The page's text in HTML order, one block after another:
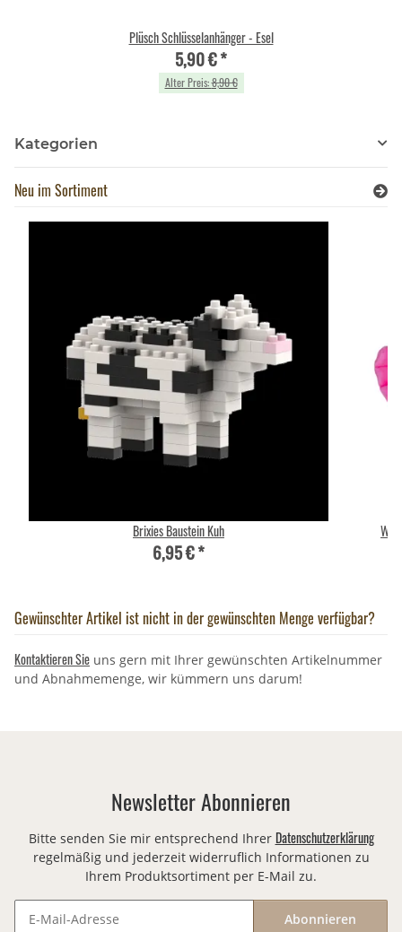
Plüsch Schlüsselanhänger - Esel
5,90 €*
Alter Preis:8,90 €
Kategorien
Neu im Sortiment
Brixies Baustein Kuh
6,95 €*
Gewünschter Artikel ist nicht in der gewünschten Menge verfügbar?
Kontaktieren Sie uns gern mit Ihrer gewünschten Artikelnummer
und Abnahmemenge, wir kümmern uns darum!
Newsletter Abonnieren
Bitte senden Sie mir entsprechend Ihrer Datenschutzerklärung
regelmäßig und jederzeit widerruflich Informationen zu
Ihrem Produktsortiment per E-Mail zu.
Abonnieren